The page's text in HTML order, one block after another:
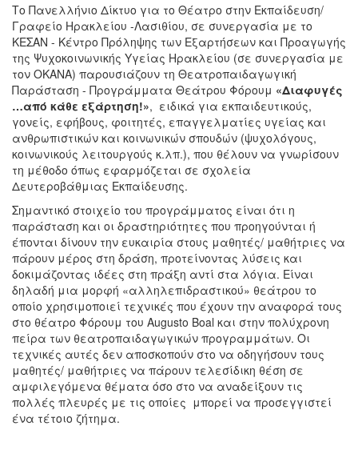
Το Πανελλήνιο Δίκτυο για το Θέατρο στην Εκπαίδευση/
Γραφείο Ηρακλείου -Λασιθίου, σε συνεργασία με το
ΚΕΣΑΝ - Κέντρο Πρόληψης των Εξαρτήσεων και Προαγωγής
της Ψυχοκοινωνικής Υγείας Ηρακλείου (σε συνεργασία με
τον ΟΚΑΝΑ) παρουσιάζουν τη Θεατροπαιδαγωγική
Παράσταση - Προγράμματα Θεάτρου Φόρουμ «Διαφυγές
…από κάθε εξάρτηση!», ειδικά για εκπαιδευτικούς,
γονείς, εφήβους, φοιτητές, επαγγελματίες υγείας και
ανθρωπιστικών και κοινωνικών σπουδών (ψυχολόγους,
κοινωνικούς λειτουργούς κ.λπ.), που θέλουν να γνωρίσουν
τη μέθοδο όπως εφαρμόζεται σε σχολεία
Δευτεροβάθμιας Εκπαίδευσης.
Σημαντικό στοιχείο του προγράμματος είναι ότι η
παράσταση και οι δραστηριότητες που προηγούνται ή
έπονται δίνουν την ευκαιρία στους μαθητές/ μαθήτριες να
πάρουν μέρος στη δράση, προτείνοντας λύσεις και
δοκιμάζοντας ιδέες στη πράξη αντί στα λόγια. Είναι
δηλαδή μια μορφή «αλληλεπιδραστικού» θεάτρου το
οποίο χρησιμοποιεί τεχνικές που έχουν την αναφορά τους
στο θέατρο Φόρουμ του Augusto Boal και στην πολύχρονη
πείρα των θεατροπαιδαγωγικών προγραμμάτων. Οι
τεχνικές αυτές δεν αποσκοπούν στο να οδηγήσουν τους
μαθητές/ μαθήτριες να πάρουν τελεσίδικη θέση σε
αμφιλεγόμενα θέματα όσο στο να αναδείξουν τις
πολλές πλευρές με τις οποίες μπορεί να προσεγγιστεί
ένα τέτοιο ζήτημα.